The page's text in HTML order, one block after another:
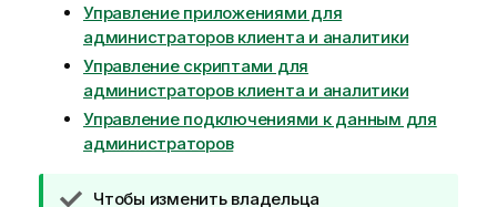
Управление приложениями для
администраторов клиента и аналитики
Управление скриптами для
администраторов клиента и аналитики
Управление подключениями к данным для
администраторов
П
Чтобы изменить владельца